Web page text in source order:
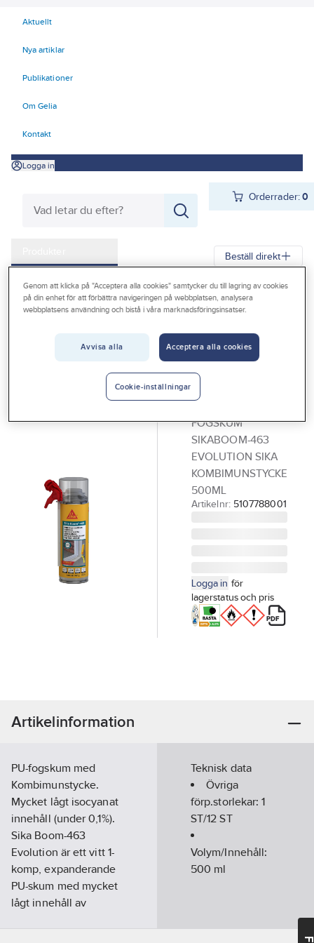
Aktuellt
Nya artiklar
Publikationer
Om Gelia
Kontakt
Logga in
Orderrader:0
Outlet
Beställ direkt
Gelia Produkter
Gelia Förnödenheter & Förbrukning
Lim, fog, spackel, tätning
Fog och tätning Fogskum
SIKA
Fogskum,
463 Evolution
FOGSKUM
SIKABOOM-463
EVOLUTION SIKA
KOMBIMUNSTYCKE
500ML
Artikelnr: 5107788001
Logga in för
lagerstatus och pris
Artikelinformation
PU-fogskum med
Kombimunstycke.
Mycket lågt isocyanat
innehåll (under 0,1%).
Sika Boom-463
Evolution är ett vitt 1-
komp, expanderande
PU-skum med mycket
lågt innehåll av
Teknisk data
Övriga
förp.storlekar:1
ST/12 ST
Volym/Innehåll:
500 ml
Genom att klicka på "Acceptera alla cookies" samtycker du till lagring av cookies
på din enhet för att förbättra navigeringen på webbplatsen, analysera
webbplatsens användning och bistå i våra marknadsföringsinsatser.
Avvisa alla Acceptera alla cookies
Cookie-inställningar